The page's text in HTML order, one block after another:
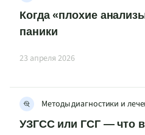
Когда «плохие
паники
23 апреля 2026
Методы диагностики и
УЗГСС или ГСГ — что